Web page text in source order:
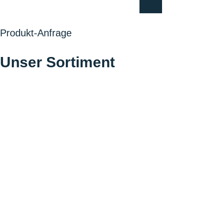
Produkt-Anfrage
Unser Sortiment